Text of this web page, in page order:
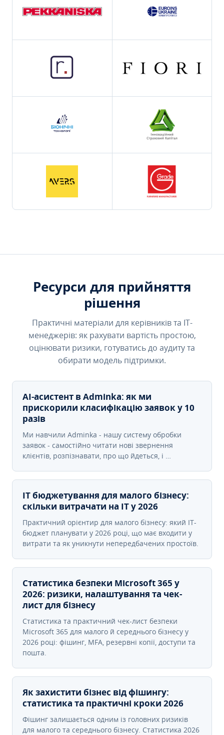
Ресурси для прийняття
рішення
Практичні матеріали для керівників та IT-
менеджерів: як рахувати вартість простою,
оцінювати ризики, готуватись до аудиту та
обирати модель підтримки.
AI-асистент в Adminka: як ми
прискорили класифікацію заявок у 10
разів
Ми навчили Adminka - нашу систему обробки
заявок - самостійно читати нові звернення
клієнтів, розпізнавати, про що йдеться, і …
IT бюджетування для малого бізнесу:
скільки витрачати на IT у 2026
Практичний орієнтир для малого бізнесу: який IT-
бюджет планувати у 2026 році, що має входити у
витрати та як уникнути непередбачених простоїв.
Статистика безпеки Microsoft 365 у
2026: ризики, налаштування та чек-
лист для бізнесу
Статистика та практичний чек-лист безпеки
Microsoft 365 для малого й середнього бізнесу у
2026 році: фішинг, MFA, резервні копії, доступи та
пошта.
Як захистити бізнес від фішингу:
статистика та практичні кроки 2026
Фішинг залишається одним із головних ризиків
для малого та середнього бізнесу. Статистика 2026